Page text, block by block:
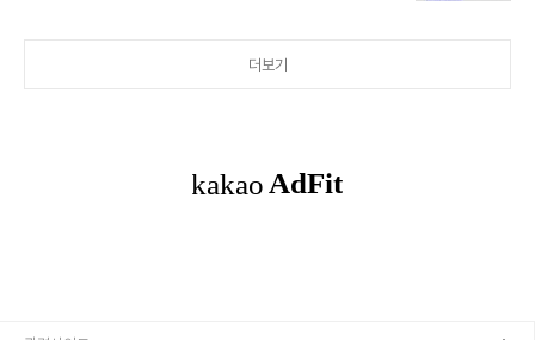
포트,서비스 이름 (http, ftp 등),패킷 수,총 패킷 크기,총 데이터 크기,
더보기